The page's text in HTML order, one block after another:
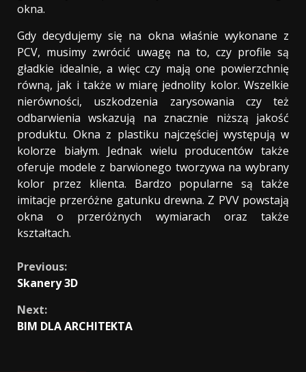
okna.
Gdy decydujemy się na okna właśnie wykonane z
PCV, musimy zwrócić uwagę na to, czy profile są
gładkie idealnie, a więc czy mają one powierzchnię
równą, jak i także w miarę jednolity kolor. Wszelkie
nierówności, uszkodzenia zarysowania czy też
odbarwienia wskazują na znacznie niższą jakość
produktu. Okna z plastiku najczęściej występują w
kolorze białym. Jednak wielu producentów także
oferuje modele z barwionego tworzywa na wybrany
kolor przez klienta. Bardzo popularne są także
imitacje przeróżne gatunku drewna. Z PVV powstają
okna o przeróżnych wymiarach oraz także
kształtach.
Continue
Reading
Previous:
Skanery 3D
Next:
BIM DLA ARCHITEKTA